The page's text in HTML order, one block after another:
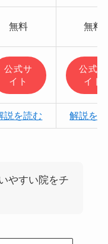
無料 無料
公式サ
イト
公式サ
イト
説を読む 解説を
やすい院をチ